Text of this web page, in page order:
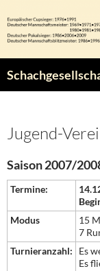
Inhalt
springen
Jugend-
Saison 2007/
Termine:
Modus
15
7
Turnieranzahl:
Es
Es